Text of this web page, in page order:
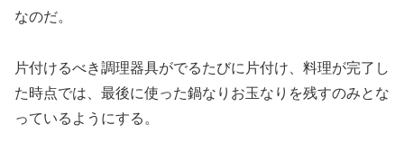
なのだ。
片付けるべき調理器具がでるたびに片付け、料理が完了し
た時点では、最後に使った鍋なりお玉なりを残すのみとな
っているようにする。